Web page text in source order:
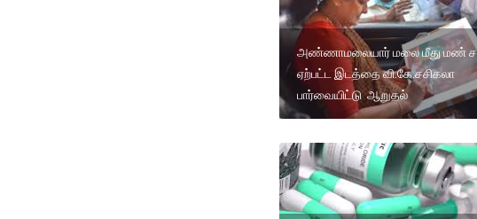
அண்ணாமலையார் மலை மீது மண்
ஏற்பட்ட இடத்தை வி.கே.சசிகலா
பார்வையிட்டு ஆறுதல்